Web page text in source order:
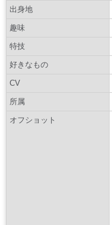
出身地
趣味
特技
好きなもの
CV
所属
オフショット